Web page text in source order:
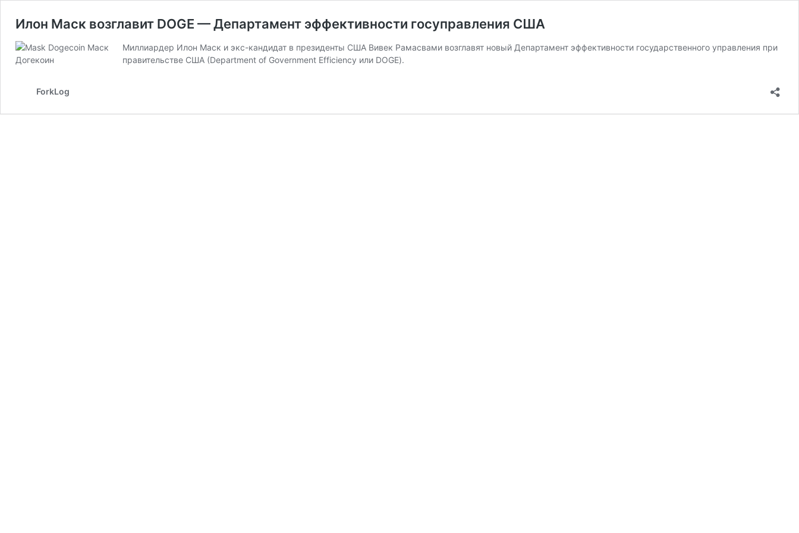
Илон Маск возглавит DOGE — Департамент эффективности госуправления США
Миллиардер Илон Маск и экс-кандидат в президенты США Вивек Рамасвами возглавят новый Департамент эффективности государственного управления при
правительстве США (Department of Government Efficiency или DOGE).
ForkLog